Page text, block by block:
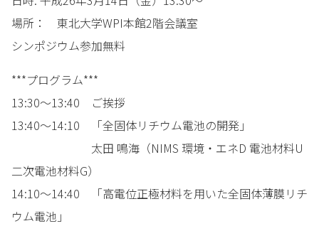
場所： 東北大学WPI本館2階会議室
シンポジウム参加無料
***プログラム***
13:30～13:40 ご挨拶
13:40～14:10 「全固体リチウム電池の開発」
太田 鳴海（NIMS 環境・エネD 電池材料U
二次電池材料G）
14:10～14:40 「高電位正極材料を用いた全固体薄膜リチ
ウム電池」